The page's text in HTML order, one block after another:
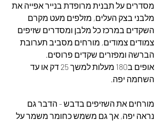
מסדרים על תבנית מרופדת בנייר אפייה את
מלבני בצק העלים, מזלפים מעט מקרם
השקדים במרכז כל מלבן ומסדרים שזיפים
צמודים צמודים, מורחים מסביב תערובת
הברשה ומפזרים שקדים פרוסים.
אופים ב180 מעלות למשך 25 דק או עד
השחמה יפה.
מורחים את השזיפים בדבש - הדבר גם
נראה יפה, אך גם משמש כחומר משמר על